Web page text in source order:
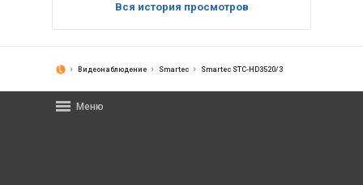
Вся история просмотров
Видеонаблюдение Smartec Smartec STC-HD3520/3
Меню